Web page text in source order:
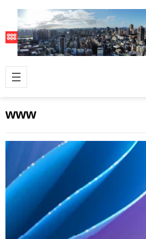
www
微軟也開 AI
已公開推出
2023 年 3 月
家大業大的
己旗下的
出了Azure